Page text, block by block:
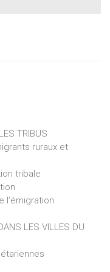
des hautes études
TRIBUS
ruraux et
tribale
l’émigration
LES VILLES DU